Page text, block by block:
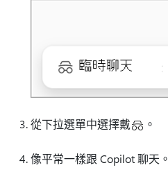
從下拉選單中選擇戴 。
像平常一樣跟 Copilot 聊天。